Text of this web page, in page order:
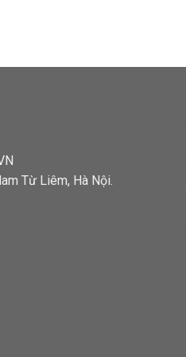
Từ Liêm, Hà Nội.